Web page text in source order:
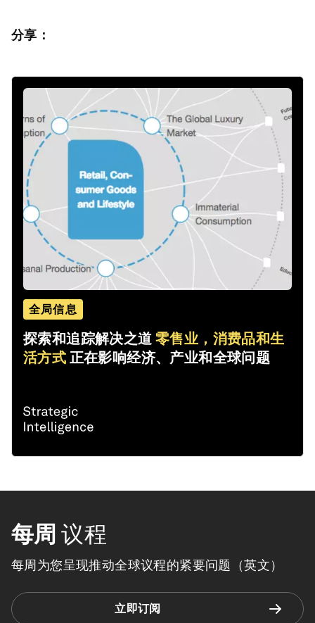
分享：
全局信息
探索和追踪解决之道零售业，消费品和生
活方式 正在影响经济、产业和全球问题
每周 议程
每周为您呈现推动全球议程的紧要问题（英文）
立即订阅